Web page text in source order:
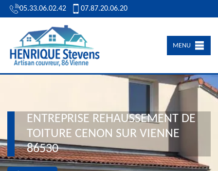
05.33.06.02.42 07.87.20.06.20
MENU
ENTREPRISE REHAUSSEMENT DE
TOITURE CENON SUR VIENNE
86530